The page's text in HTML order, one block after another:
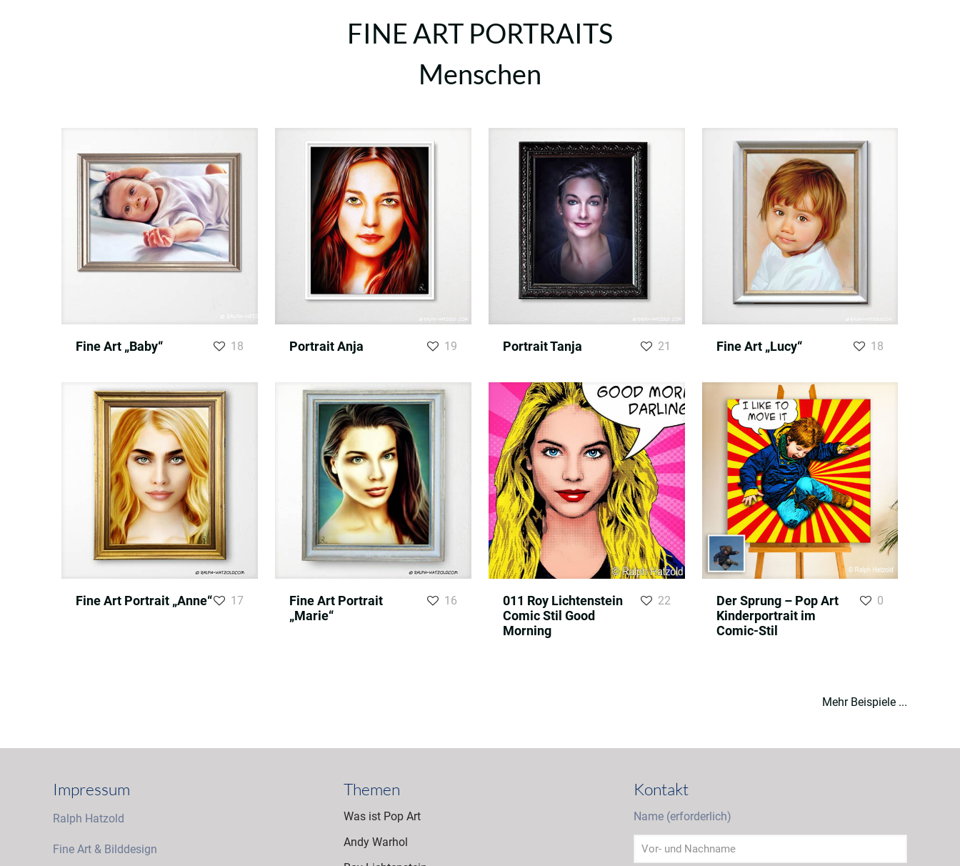
FINE ART PORTRAITS
Menschen
Fine Art „Baby“ 18 Portrait Anja 19 Portrait Tanja 21 Fine Art „Lucy“ 18
Fine Art Portrait „Anne“ 17
Fine Art Portrait
„Marie“
16
011 Roy Lichtenstein
Comic Stil Good
Morning
22
Der Sprung – Pop Art
Kinderportrait im
Comic-Stil
0
Mehr Beispiele ...
Impressum
Ralph Hatzold
Fine Art & Bilddesign
Themen
Was ist Pop Art
Andy Warhol
Kontakt
Name (erforderlich)